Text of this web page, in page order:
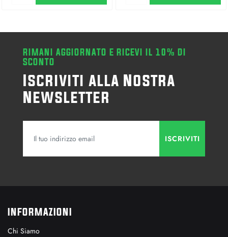
RIMANI AGGIORNATO E RICEVI IL 10% DI
SCONTO
Iscriviti alla Nostra
Newsletter
INFORMAZIONI
Chi Siamo